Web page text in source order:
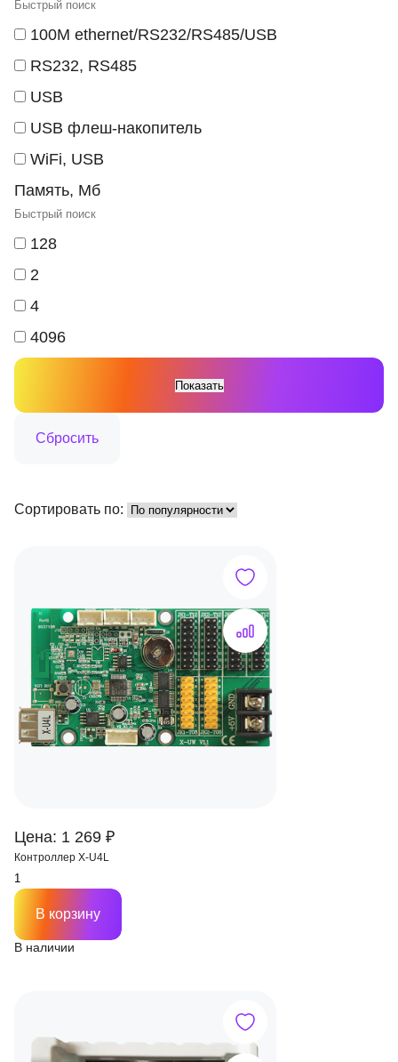
100M ethernet/RS232/RS485/USB
RS232, RS485
USB
USB флеш-накопитель
WiFi, USB
Память, Мб
128
2
4
4096
Сортировать по:
Цена: 1 269 ₽
Контроллер Х-U4L
В наличии
В корзину